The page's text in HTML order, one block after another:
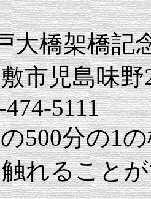
大橋架橋記
市児島味野
5111
分の1の
れること